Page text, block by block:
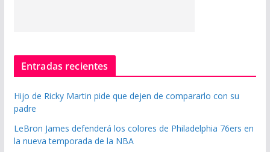
Entradas recientes
Hijo de Ricky Martin pide que dejen de compararlo con su
padre
LeBron James defenderá los colores de Philadelphia 76ers en
la nueva temporada de la NBA